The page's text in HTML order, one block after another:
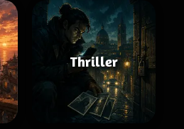
Thriller